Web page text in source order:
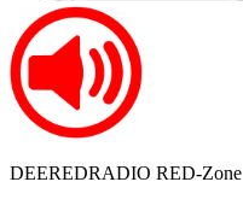
DEEREDRADIO RED-Zone